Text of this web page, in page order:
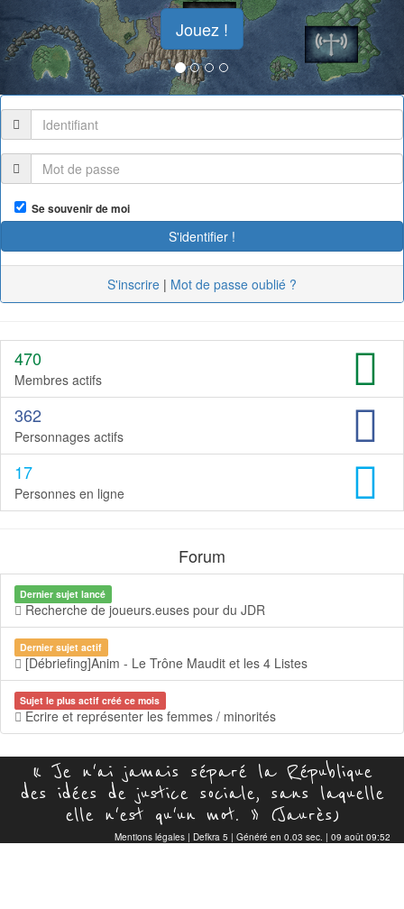
Jouez !
Se souvenir de moi
S'inscrire | Mot de passe oublié ?
470
Membres actifs
362
Personnages actifs
17
Personnes en ligne
Forum
Dernier sujet lancé
Recherche de joueurs.euses pour du JDR
Dernier sujet actif
[Débriefing]Anim - Le Trône Maudit et les 4 Listes
Sujet le plus actif créé ce mois
Ecrire et représenter les femmes / minorités
« Je n'ai jamais séparé la République
des idées de justice sociale, sans laquelle
elle n'est qu'un mot. » (Jaurès)
Mentions légales | Defkra 5 | Généré en 0.03 sec. | 09 août 09:52